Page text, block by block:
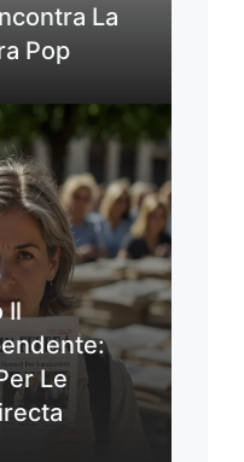
La
Pop
Il
Le